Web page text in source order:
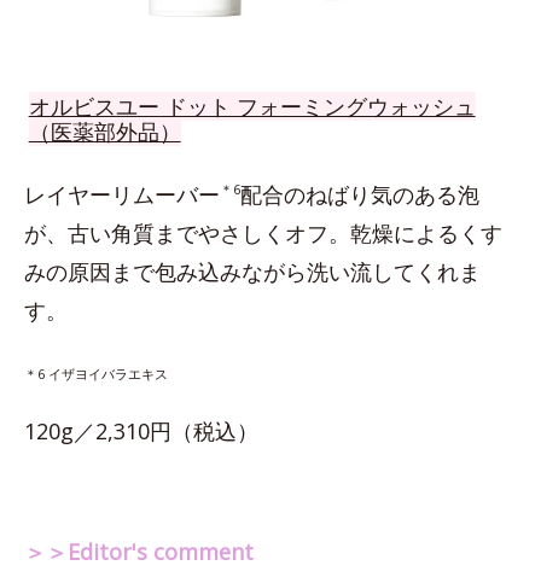
オルビスユー ドット フォーミングウォッシュ
（医薬部外品）
レイヤーリムーバー ＊6配合のねばり気のある泡
が、古い角質までやさしくオフ。乾燥によるくす
みの原因まで包み込みながら洗い流してくれま
す。
＊6 イザヨイバラエキス
120g／2,310円（税込）
＞＞Editor's comment